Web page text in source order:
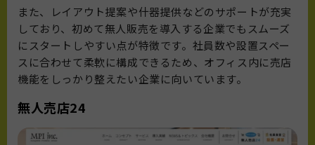
また、レイアウト提案や什器提供などのサポートが充実
しており、初めて無人販売を導入する企業でもスムーズ
にスタートしやすい点が特徴です。社員数や設置スペー
スに合わせて柔軟に構成できるため、オフィス内に売店
機能をしっかり整えたい企業に向いています。
無人売店24